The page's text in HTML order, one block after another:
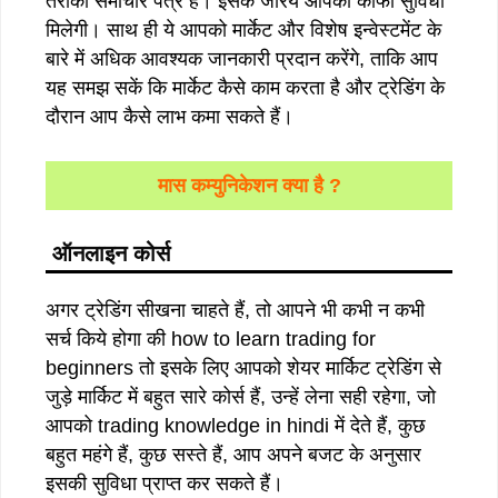
मिलेगी। साथ ही ये आपको मार्केट और विशेष इन्वेस्टमेंट के
बारे में अधिक आवश्यक जानकारी प्रदान करेंगे, ताकि आप
यह समझ सकें कि मार्केट कैसे काम करता है और ट्रेडिंग के
दौरान आप कैसे लाभ कमा सकते हैं।
मास कम्युनिकेशन क्या है ?
ऑनलाइन कोर्स
अगर ट्रेडिंग सीखना चाहते हैं, तो आपने भी कभी न कभी
सर्च किये होगा की how to learn trading for
beginners तो इसके लिए आपको शेयर मार्किट ट्रेडिंग से
जुड़े मार्किट में बहुत सारे कोर्स हैं, उन्हें लेना सही रहेगा, जो
आपको trading knowledge in hindi में देते हैं, कुछ
बहुत महंगे हैं, कुछ सस्ते हैं, आप अपने बजट के अनुसार
इसकी सुविधा प्राप्त कर सकते हैं।